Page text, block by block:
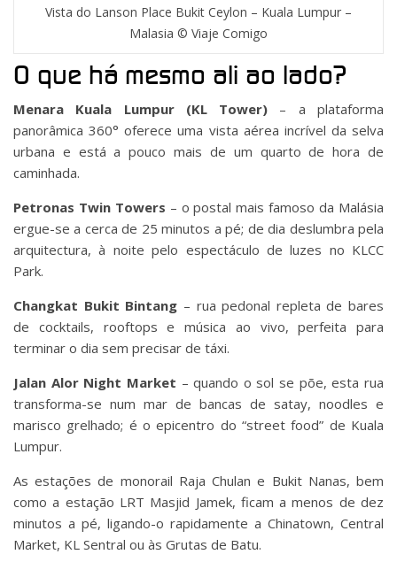
Vista do Lanson Place Bukit Ceylon – Kuala Lumpur –
Malasia © Viaje Comigo
O que há mesmo ali ao lado?
Menara Kuala Lumpur (KL Tower) – a plataforma
panorâmica 360° oferece uma vista aérea incrível da selva
urbana e está a pouco mais de um quarto de hora de
caminhada.
Petronas Twin Towers – o postal mais famoso da Malásia
ergue-se a cerca de 25 minutos a pé; de dia deslumbra pela
arquitectura, à noite pelo espectáculo de luzes no KLCC
Park.
Changkat Bukit Bintang – rua pedonal repleta de bares
de cocktails, rooftops e música ao vivo, perfeita para
terminar o dia sem precisar de táxi.
Jalan Alor Night Market – quando o sol se põe, esta rua
transforma-se num mar de bancas de satay, noodles e
marisco grelhado; é o epicentro do “street food” de Kuala
Lumpur.
As estações de monorail Raja Chulan e Bukit Nanas, bem
como a estação LRT Masjid Jamek, ficam a menos de dez
minutos a pé, ligando-o rapidamente a Chinatown, Central
Market, KL Sentral ou às Grutas de Batu.